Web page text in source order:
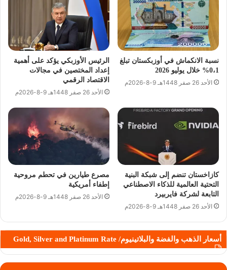
نسبة الانكماش في أوزبكستان تبلغ
0،1% خلال يوليو 2026
الأحد 26 صفر 1448هـ 9-8-2026م
الرئيس الأوزبكي يؤكد على أهمية
إعداد المختصين في مجالات
الاقتصاد الرقمي
الأحد 26 صفر 1448هـ 9-8-2026م
كازاخستان تنضم إلى شبكة البنية
التحتية العالمية للذكاء الاصطناعي
التابعة لشركة فايربيرد
الأحد 26 صفر 1448هـ 9-8-2026م
مصرع طيارين في تحطم مروحية
إطفاء أمريكية
الأحد 26 صفر 1448هـ 9-8-2026م
أسعار الذهب والفضة والبلاتينيوم/ Gold, Silver and Platinum Rate